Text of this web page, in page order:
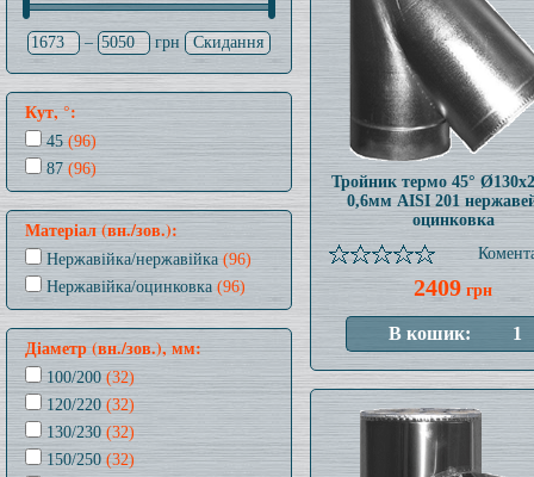
– грн
Кут, °:
45(96)
87 (96)
Матеріал (вн./зов.):
Нержавійка/нержавійка (96)
Нержавійка/оцинковка (96)
Діаметр (вн./зов.), мм:
100/200 (32)
120/220 (32)
130/230(32)
150/250 (32)
Тройник термо 45°
0,6мм AISI 201
оцинковка
2409 грн